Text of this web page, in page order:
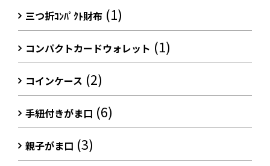
三つ折ｺﾝﾊﾟｸﾄ財布 (1)
コンパクトカードウォレット (1)
コインケース (2)
手紐付きがま口 (6)
親子がま口 (3)